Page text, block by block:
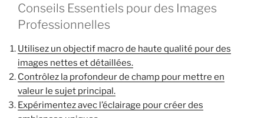
Conseils Essentiels pour des Images
Professionnelles
Utilisez un objectif macro de haute qualité pour des
images nettes et détaillées.
Contrôlez la profondeur de champ pour mettre en
valeur le sujet principal.
Expérimentez avec l’éclairage pour créer des